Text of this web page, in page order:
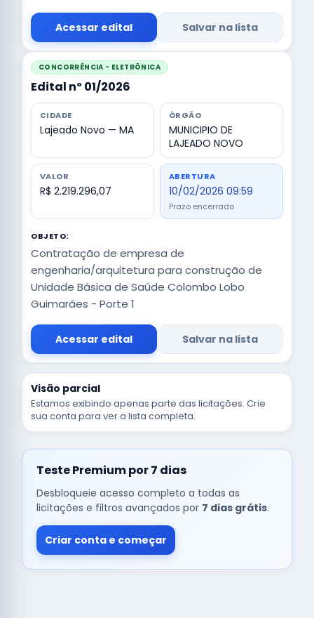
Acessar edital Salvar na lista
CONCORRÊNCIA - ELETRÔNICA
Edital nº 01/2026
CIDADE
Lajeado Novo — MA
ÓRGÃO
MUNICIPIO DE
LAJEADO NOVO
VALOR
R$ 2.219.296,07
ABERTURA
10/02/2026 09:59
Prazo encerrado
OBJETO:
Contratação de empresa de
engenharia/arquitetura para construção de
Unidade Básica de Saúde Colombo Lobo
Guimarães - Porte 1
Acessar edital Salvar na lista
Visão parcial
Estamos exibindo apenas parte das licitações. Crie
sua conta para ver a lista completa.
Teste Premium por 7 dias
Desbloqueie acesso completo a todas as
licitações e filtros avançados por 7 dias grátis.
Criar conta e começar